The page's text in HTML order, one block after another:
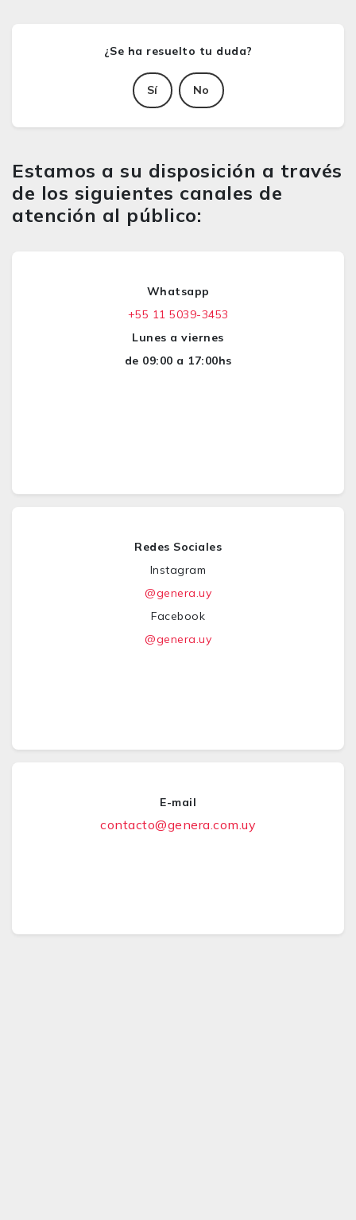
Sí No
Estamos a su disposición a través
de los siguientes canales de
atención al público:
Whatsapp
+55 11 5039-3453
Lunes a viernes
de 09:00 a 17:00hs
Redes Sociales
Instagram
@genera.uy
Facebook
@genera.uy
E-mail
contacto@genera.com.uy